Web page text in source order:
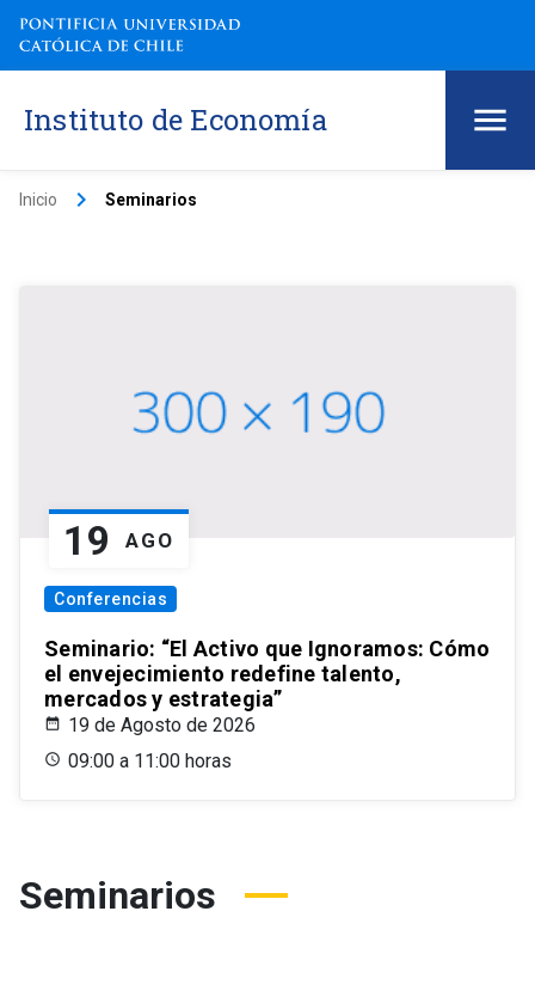
Instituto de Economía
Inicio keyboard_arrow_right Seminarios
19 AGO
Conferencias
Seminario: “El Activo que Ignoramos: Cómo
el envejecimiento redefine talento,
mercados y estrategia”
19 de Agosto de 2026
09:00 a 11:00 horas
Seminarios